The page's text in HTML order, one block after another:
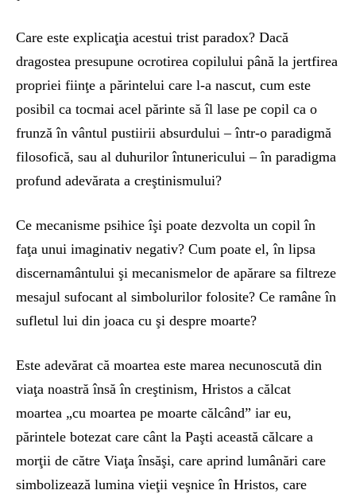
Care este explicaţia acestui trist paradox? Dacă
dragostea presupune ocrotirea copilului până la jertfirea
propriei fiinţe a părintelui care l-a nascut, cum este
posibil ca tocmai acel părinte să îl lase pe copil ca o
frunză în vântul pustiirii absurdului – într-o paradigmă
filosofică, sau al duhurilor întunericului – în paradigma
profund adevărata a creştinismului?
Ce mecanisme psihice îşi poate dezvolta un copil în
faţa unui imaginativ negativ? Cum poate el, în lipsa
discernamântului şi mecanismelor de apărare sa filtreze
mesajul sufocant al simbolurilor folosite? Ce ramâne în
sufletul lui din joaca cu şi despre moarte?
Este adevărat că moartea este marea necunoscută din
viaţa noastră însă în creştinism, Hristos a călcat
moartea „cu moartea pe moarte călcând” iar eu,
părintele botezat care cânt la Paşti această călcare a
morţii de către Viaţa însăşi, care aprind lumânări care
simbolizează lumina vieţii veşnice în Hristos, care